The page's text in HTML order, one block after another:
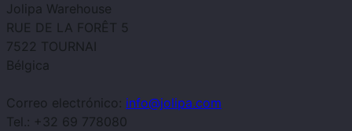
Jolipa Warehouse
RUE DE LA FORÊT 5
7522 TOURNAI
Bélgica
Correo electrónico: info@jolipa.com
Tel.: +32 69 778080